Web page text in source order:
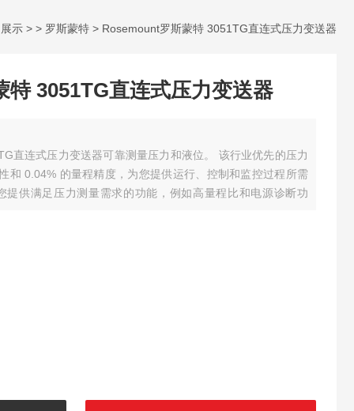
示 > > 罗斯蒙特 > Rosemount罗斯蒙特 3051TG直连式压力变送器
3051TG直连式压力变送器
直连式压力变送器可靠测量压力和液位。 该行业优先的压力
和 0.04% 的量程精度，为您提供运行、控制和监控过程所需
提供满足压力测量需求的功能，例如高量程比和电源诊断功